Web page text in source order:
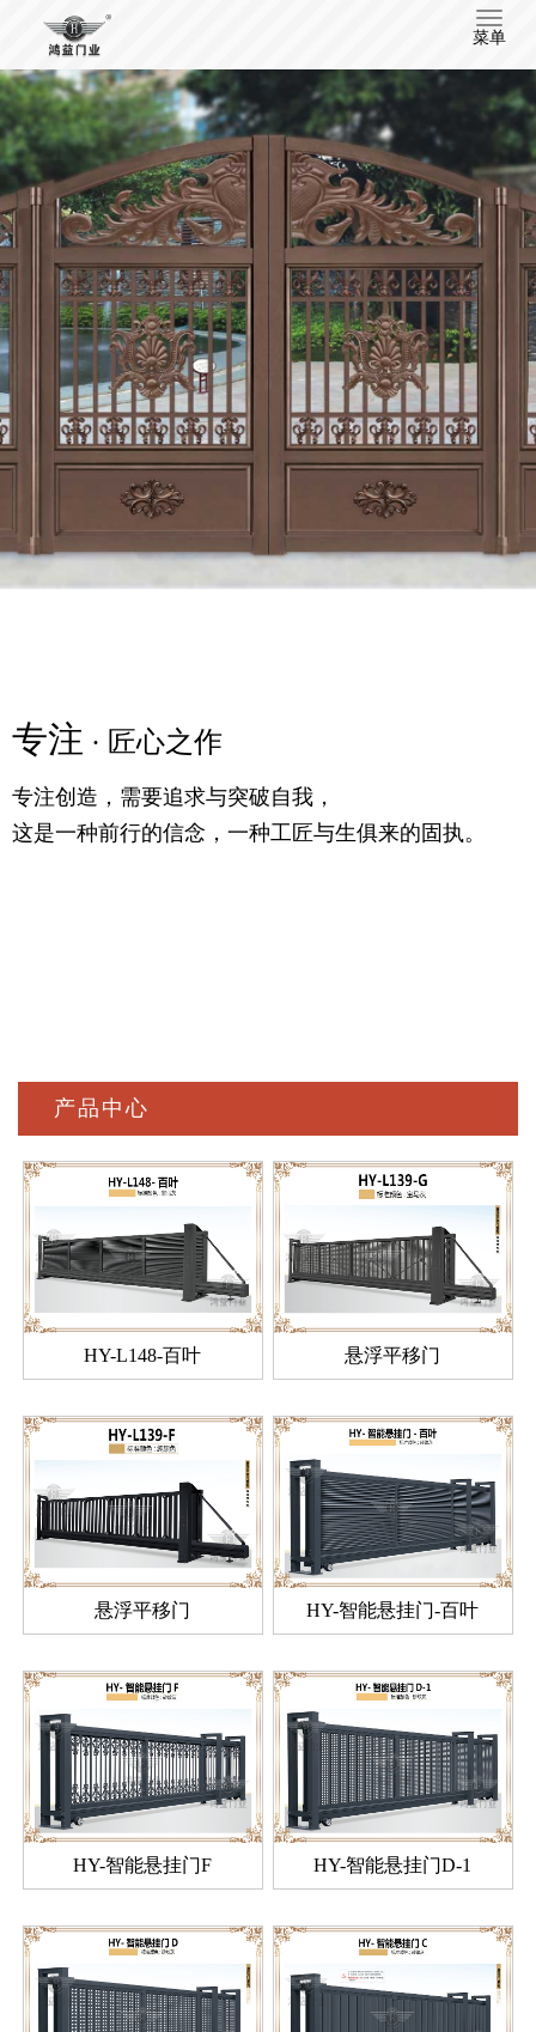
T
o
g
g
l
n
a
菜单
专注 · 匠心之作
专注创造，需要追求与突破自我，
这是一种前行的信念，一种工匠与生俱来的固执。
精粹 · 高定之美
满足你对时尚的追求，更提供一个舒适的生活条件，
随意的生活理念，诗语大气，气宇轩昂。
专注 · 匠心之作
专注创造，需要追求与突破自我，
这是一种前行的信念，一种工匠与生俱来的固执。
产品中心
HY-L148-百叶 悬浮平移门
悬浮平移门 HY-智能悬挂门-百叶
HY-智能悬挂门F HY-智能悬挂门D-1